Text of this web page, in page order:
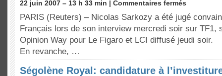
22 juin 2007 – 13 h 33 min | Commentaires fermés
PARIS (Reuters) – Nicolas Sarkozy a été jugé
Français lors de son interview mercredi soir sur TF1,
Opinion Way pour Le Figaro et LCI diffusé jeudi soir.
En revanche, …
Ségolène Royal: candidature à